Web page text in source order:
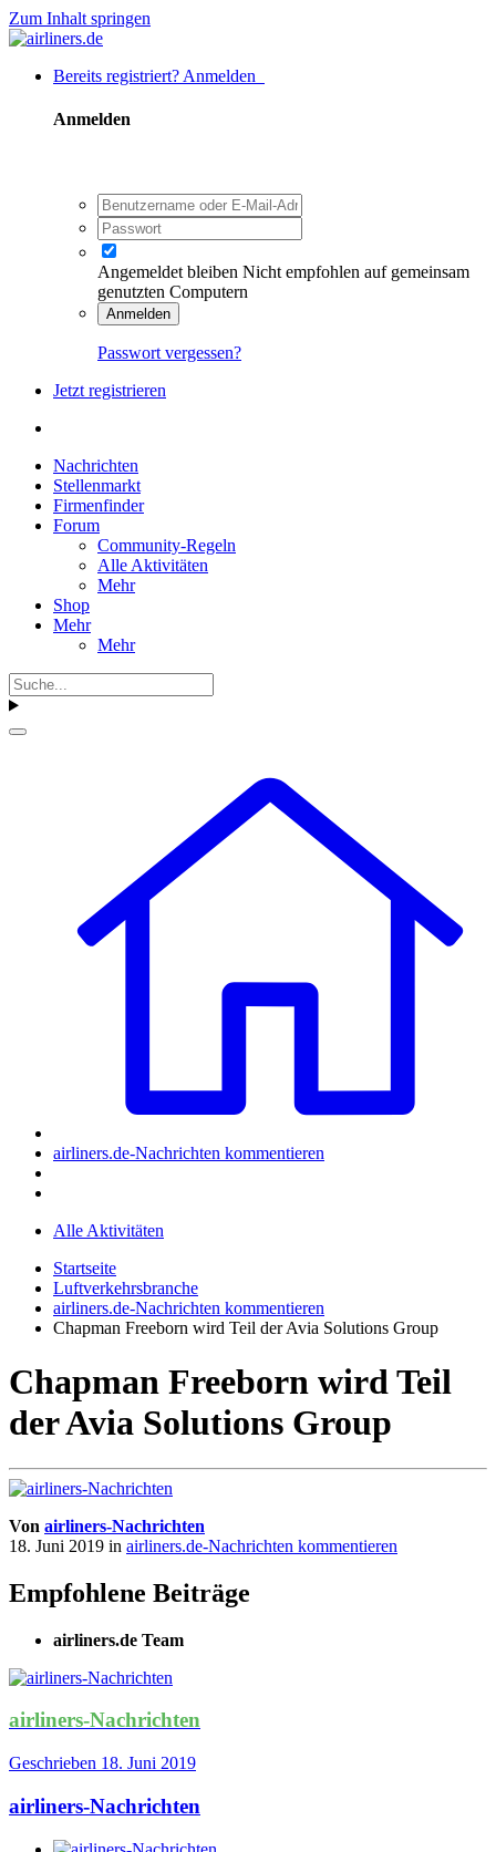
Zum Inhalt springen
Bereits registriert? Anmelden
Anmelden
Angemeldet bleiben Nicht empfohlen auf gemeinsam
genutzten Computern
Anmelden
Passwort vergessen?
Jetzt registrieren
Nachrichten
Stellenmarkt
Firmenfinder
Forum
Community-Regeln
Alle Aktivitäten
Mehr
Shop
Mehr
Mehr
airliners.de-Nachrichten kommentieren
Alle Aktivitäten
Startseite
Luftverkehrsbranche
airliners.de-Nachrichten kommentieren
Chapman Freeborn wird Teil der Avia Solutions Group
Chapman Freeborn wird Teil
der Avia Solutions Group
Von airliners-Nachrichten
18. Juni 2019 in airliners.de-Nachrichten kommentieren
Empfohlene Beiträge
airliners.de Team
airliners-Nachrichten
Geschrieben 18. Juni 2019
airliners-Nachrichten